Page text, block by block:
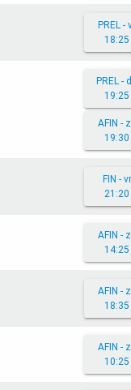
PREL -
18:25
PREL -
19:25
AFIN -
19:30
FIN - vr
21:20
AFIN -
14:25
AFIN -
18:35
AFIN -
10:25